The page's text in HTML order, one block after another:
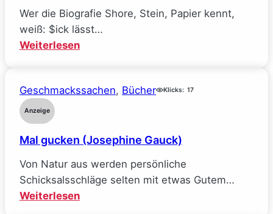
alle
meine
Ideale
(Sarah
Wer die Biografie Shore, Stein, Papier kennt,
weiß: $ick lässt…
Weiterlesen:
Geschmackssachen, Bücher Klicks: 17
Anzeige
Mal gucken (Josephine Gauck)
Von Natur aus werden persönliche
Schicksalsschläge selten mit etwas Gutem…
Weiterlesen: